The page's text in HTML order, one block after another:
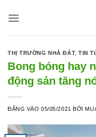
qua
THỊ TRƯỜNG NHÀ ĐẤT,TIN
Bong bóng hay
động sản tăng
ĐĂNG VÀO05/05/2021 BỞI